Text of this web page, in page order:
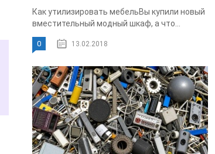
Как утилизировать мебельВы купили новый
вместительный модный шкаф, а что...
0 13.02.2018